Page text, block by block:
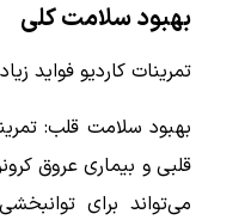
بهبود سلامت کلی
تمرینات کاردیو فواید
بهبود سلامت قلب:
قلبی و بیماری عروق
می‌تواند برای